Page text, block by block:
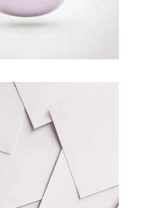
FRENCH